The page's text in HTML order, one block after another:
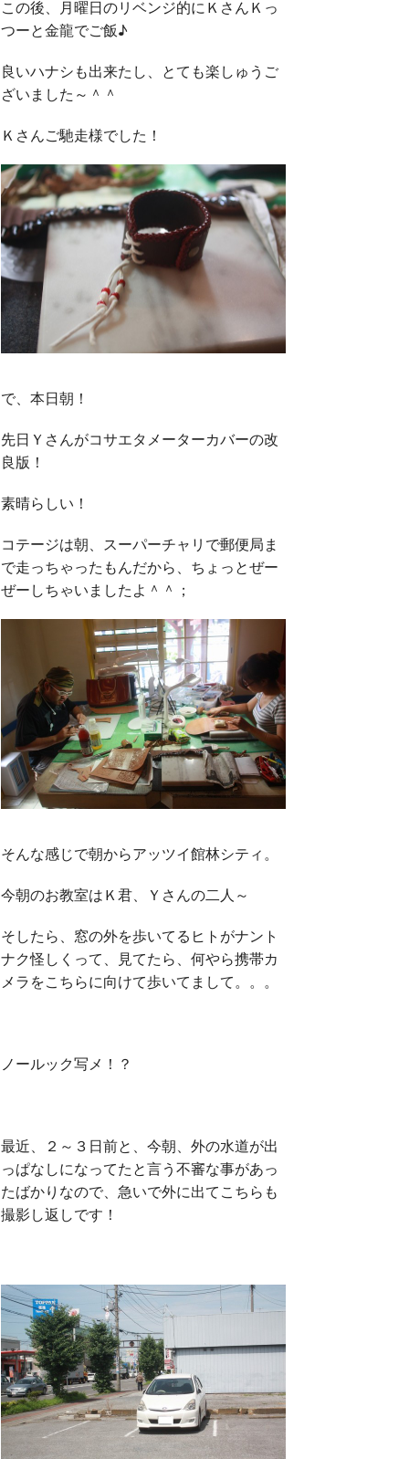
この後、月曜日のリベンジ的にＫさんＫっ
つーと金龍でご飯♪
良いハナシも出来たし、とても楽しゅうご
ざいました～＾＾
Ｋさんご馳走様でした！
で、本日朝！
先日Ｙさんがコサエタメーターカバーの改
良版！
素晴らしい！
コテージは朝、スーパーチャリで郵便局ま
で走っちゃったもんだから、ちょっとぜー
ぜーしちゃいましたよ＾＾；
そんな感じで朝からアッツイ館林シティ。
今朝のお教室はＫ君、Ｙさんの二人～
そしたら、窓の外を歩いてるヒトがナント
ナク怪しくって、見てたら、何やら携帯カ
メラをこちらに向けて歩いてまして。。。
ノールック写メ！？
最近、２～３日前と、今朝、外の水道が出
っぱなしになってたと言う不審な事があっ
たばかりなので、急いで外に出てこちらも
撮影し返しです！